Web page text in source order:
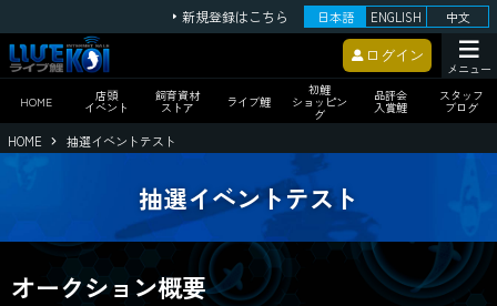
新規登録はこちら 日本語 ENGLISH 中文
ログイン
メニュー
HOME
店頭
イベント
飼育資材
ストア ライブ鯉
初鯉
ショッピン
グ
品評会
入賞鯉
スタッフ
ブログ
HOME 抽選イベントテスト
抽選イベントテスト
オークション概要